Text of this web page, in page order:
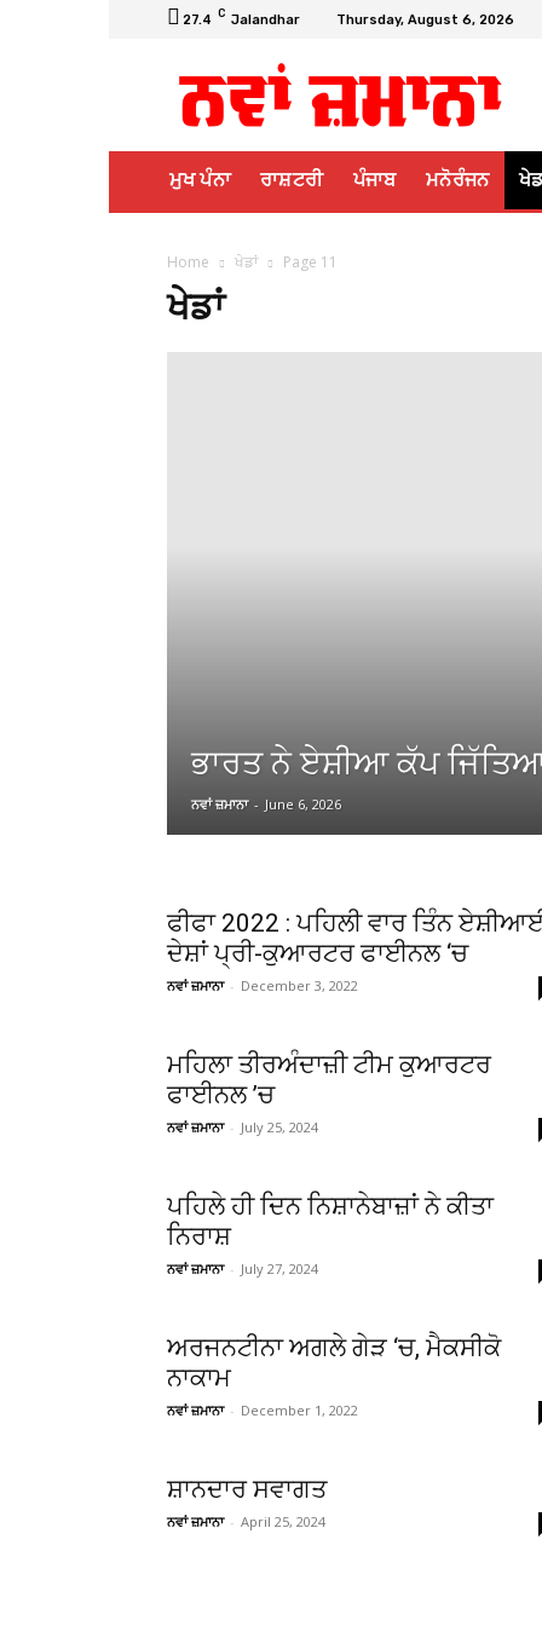
27.4 C Jalandhar Thursday, August 6, 2026
ਮੁਖ ਪੰਨਾ ਰਾਸ਼ਟਰੀ ਪੰਜਾਬ ਮਨੋਰੰਜਨ
Home ਖੇਡਾਂ Page 11
ਖੇਡਾਂ
ਭਾਰਤ ਨੇ ਏਸ਼ੀਆ ਕੱਪ
ਨਵਾਂ ਜ਼ਮਾਨਾ - June 6, 2026
ਫੀਫਾ 2022 : ਪਹਿਲੀ ਵਾਰ ਤਿੰਨ
ਦੇਸ਼ਾਂ ਪ੍ਰੀ-ਕੁਆਰਟਰ ਫਾਈਨਲ ‘ਚ
ਨਵਾਂ ਜ਼ਮਾਨਾ - December 3, 2022
ਮਹਿਲਾ ਤੀਰਅੰਦਾਜ਼ੀ ਟੀਮ ਕੁਆਰਟਰ
ਫਾਈਨਲ ’ਚ
ਨਵਾਂ ਜ਼ਮਾਨਾ - July 25, 2024
ਪਹਿਲੇ ਹੀ ਦਿਨ ਨਿਸ਼ਾਨੇਬਾਜ਼ਾਂ ਨੇ ਕੀਤਾ
ਨਿਰਾਸ਼
ਨਵਾਂ ਜ਼ਮਾਨਾ - July 27, 2024
ਅਰਜਨਟੀਨਾ ਅਗਲੇ ਗੇੜ ‘ਚ, ਮੈਕਸੀਕੋ
ਨਾਕਾਮ
ਨਵਾਂ ਜ਼ਮਾਨਾ - December 1, 2022
ਸ਼ਾਨਦਾਰ ਸਵਾਗਤ
ਨਵਾਂ ਜ਼ਮਾਨਾ - April 25, 2024